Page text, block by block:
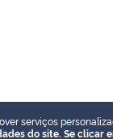
serviços
do site. Se clicar